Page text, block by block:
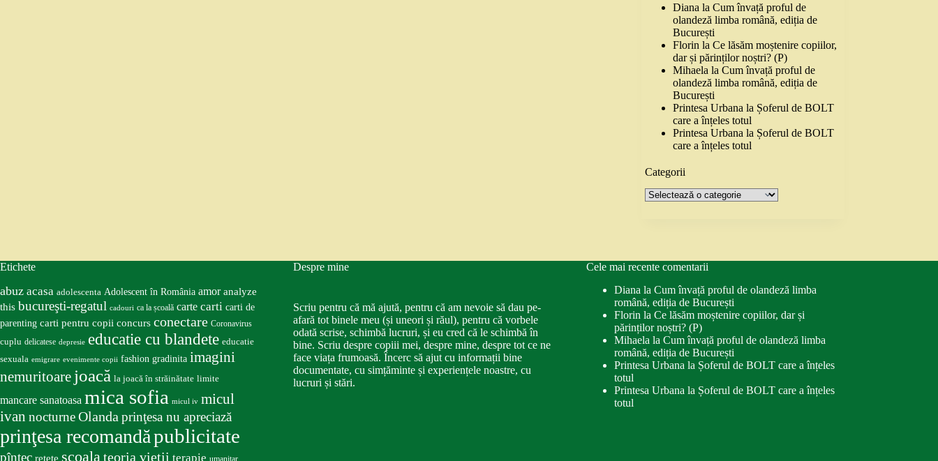
Diana laCum învață proful de
olandeză limba română, ediția de
București
Florin laCe lăsăm moștenire copiilor,
dar și părinților noștri? (P)
Mihaela laCum învață proful de
olandeză limba română, ediția de
București
Printesa Urbana la Șoferul de BOLT
care a înțeles totul
Printesa Urbana la Șoferul de BOLT
care a înțeles totul
Categorii
Categorii
Etichete
abuz acasa adolescenta Adolescent în România amor analyze
this bucureşti-regatul cadouri ca la școală carte carti carti de
parenting carti pentru copii concurs conectare Coronavirus
cuplu delicatese depresie educatie cu blandete educatie
sexuala emigrare evenimente copii fashion gradinita imagini
nemuritoare joacă la joacă în străinătate limite
mancare sanatoasa mica sofia micul iv micul
ivan nocturneOlanda prinţesa nu apreciază
prinţesa recomandăpublicitate
pîntec retete scoala teoria vieţii terapie umanitar
Despre mine
Scriu pentru că mă ajută, pentru că am nevoie să dau pe-
afară tot binele meu (și uneori și răul), pentru că vorbele
odată scrise, schimbă lucruri, și eu cred că le schimbă în
bine. Scriu despre copiii mei, despre mine, despre tot ce ne
face viața frumoasă. Încerc să ajut cu informații bine
documentate, cu simțăminte și experiențele noastre, cu
lucruri și stări.
Cele mai recente comentarii
Diana la Cum învață proful de olandeză limba
română, ediția de București
Florin la Ce lăsăm moștenire copiilor, dar și
părinților noștri? (P)
Mihaela la Cum învață proful de olandeză limba
română, ediția de București
Printesa Urbana la Șoferul de BOLT care a înțeles
totul
Printesa Urbana la Șoferul de BOLT care a înțeles
totul